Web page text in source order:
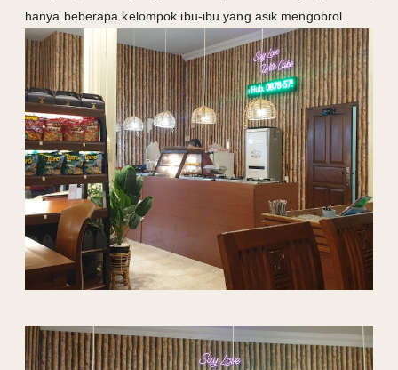
hanya beberapa kelompok ibu-ibu yang asik mengobrol.